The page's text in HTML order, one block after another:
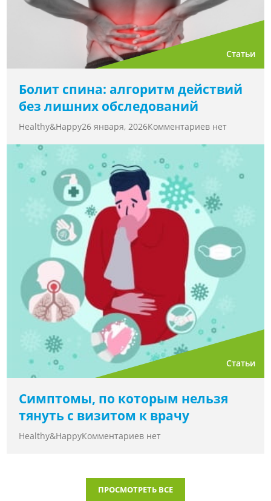
Статьи
Болит спина: алгоритм действий
без лишних обследований
Healthy&Happy26 января, 2026Комментариев нет
Статьи
Симптомы, по которым нельзя
тянуть с визитом к врачу
Healthy&HappyКомментариев нет
ПРОСМОТРЕТЬ ВСЕ